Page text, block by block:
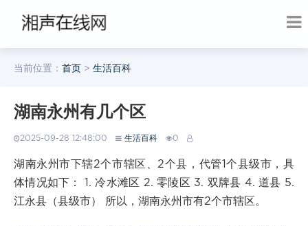
当前位置： 首页 > 生活百科
湖南永州有几个区
2025-09-28 12:48:00 生活百科 0
湖南永州市下辖2个市辖区、2个县，代管1个县级市，具
体情况如下： 1. 冷水滩区 2. 零陵区 3. 双牌县 4. 道县 5.
江永县（县级市） 所以，湖南永州市有2个市辖区。